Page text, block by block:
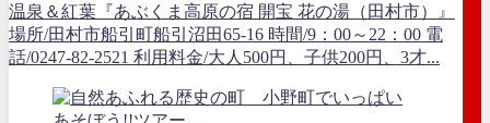
温泉＆紅葉『あぶくま高原の宿 開宝 花の湯（田村市）』
場所/田村市船引町船引沼田65-16 時間/9：00～22：00 電
話/0247-82-2521 利用料金/大人500円、子供200円、3才...